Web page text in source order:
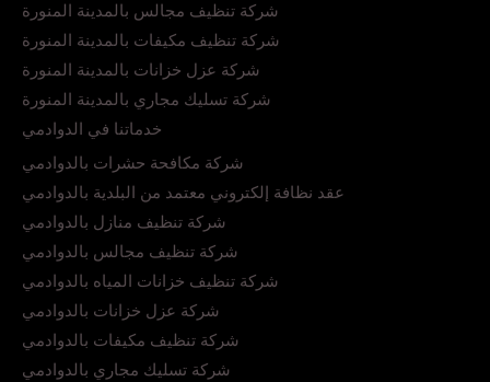
شركة تنظيف مجالس بالمدينة المنورة
شركة تنظيف مكيفات بالمدينة المنورة
شركة عزل خزانات بالمدينة المنورة
شركة تسليك مجاري بالمدينة المنورة
خدماتنا في الدوادمي
شركة مكافحة حشرات بالدوادمي
عقد نظافة إلكتروني معتمد من البلدية بالدوادمي
شركة تنظيف منازل بالدوادمي
شركة تنظيف مجالس بالدوادمي
شركة تنظيف خزانات المياه بالدوادمي
شركة عزل خزانات بالدوادمي
شركة تنظيف مكيفات بالدوادمي
شركة تسليك مجاري بالدوادمي